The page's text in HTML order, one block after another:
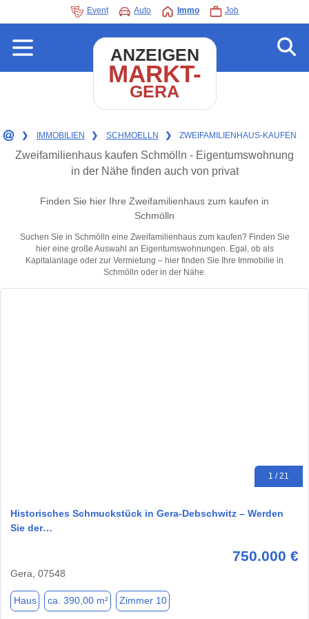
Event Auto Immo Job
ANZEIGEN
MARKT-
GERA
❯ IMMOBILIEN ❯ SCHMOELLN ❯ ZWEIFAMILIENHAUS-KAUFEN
Zweifamilienhaus kaufen Schmölln - Eigentumswohnung
in der Nähe finden auch von privat
Finden Sie hier Ihre Zweifamilienhaus zum kaufen in
Schmölln
Suchen Sie in Schmölln eine Zweifamilienhaus zum kaufen? Finden Sie
hier eine große Auswahl an Eigentumswohnungen. Egal, ob als
Kapitalanlage oder zur Vermietung – hier finden Sie Ihre Immobilie in
Schmölln oder in der Nähe.
1 / 21
Historisches Schmuckstück in Gera-Debschwitz – Werden
Sie der…
750.000 €
Gera, 07548
Haus ca. 390,00 m² Zimmer 10